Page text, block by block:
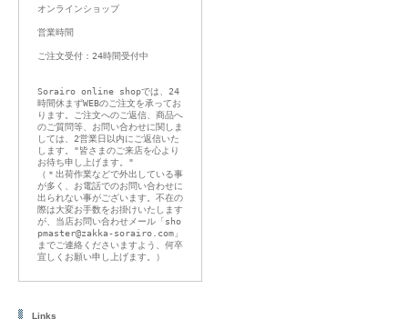
オンラインショップ
営業時間
ご注文受付：24時間受付中
Sorairo online shopでは、24
時間休まずWEBのご注文を承ってお
ります。ご注文へのご返信、商品へ
のご質問等、お問い合わせに関しま
しては、2営業日以内にご返信いた
します。"皆さまのご来店を心より
お待ち申し上げます。"
（＊出荷作業などで外出している事
が多く、お電話でのお問い合わせに
出られない事がございます。不在の
際は大変お手数をお掛けいたします
が、当店お問い合わせメール「sho
pmaster@zakka-sorairo.com」
までご連絡くださいますよう、何卒
宜しくお願い申し上げます。）
Links